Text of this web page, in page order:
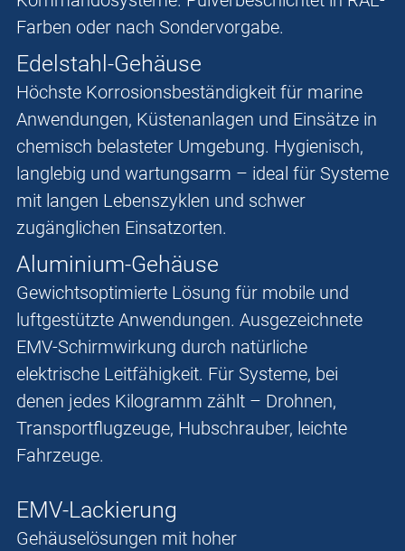
Farben oder nach Sondervorgabe.
Edelstahl-Gehäuse
Höchste Korrosionsbeständigkeit für marine
Anwendungen, Küstenanlagen und Einsätze in
chemisch belasteter Umgebung. Hygienisch,
langlebig und wartungsarm – ideal für Systeme
mit langen Lebenszyklen und schwer
zugänglichen Einsatzorten.
Aluminium-Gehäuse
Gewichtsoptimierte Lösung für mobile und
luftgestützte Anwendungen. Ausgezeichnete
EMV-Schirmwirkung durch natürliche
elektrische Leitfähigkeit. Für Systeme, bei
denen jedes Kilogramm zählt – Drohnen,
Transportflugzeuge, Hubschrauber, leichte
Fahrzeuge.
EMV-Lackierung
Gehäuselösungen mit hoher